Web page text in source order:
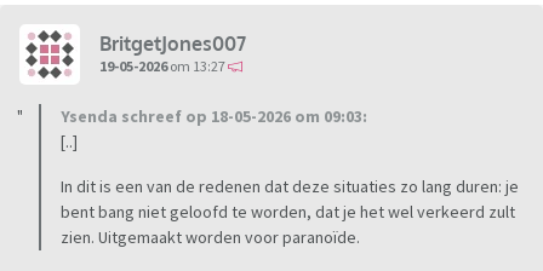
BritgetJones007
19-05-2026om 13:27
Ysenda schreef op 18-05-2026 om 09:03:
[..]
In dit is een van de redenen dat deze situaties zo lang duren: je
bent bang niet geloofd te worden, dat je het wel verkeerd zult
zien. Uitgemaakt worden voor paranoïde.